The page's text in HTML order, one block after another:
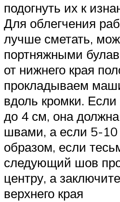
подогнуть их к
Для облегчения
лучше сметать,
портняжными
от нижнего края
прокладываем
вдоль кромки.
до 4 см, она
швами, а если 5-
образом, если
следующий шов
центру, а
верхнего края